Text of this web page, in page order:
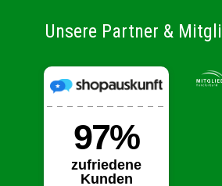
Unsere Partner &